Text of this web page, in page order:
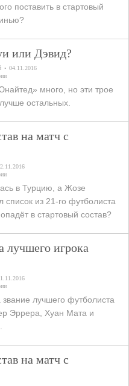
поставить в стартовый
или Дэвид?
04.11.2016
много, но эти трое
остальных.
на матч с
в Турцию, а Жозе
из 21-го футболиста
в стартовый состав?
лучшего игрока
лучшего футболиста
Эррера, Хуан Мата и
на матч с